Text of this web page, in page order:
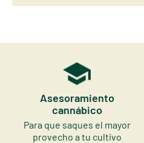
Asesoramiento
cannábico
Para que saques el mayor
provecho a tu cultivo